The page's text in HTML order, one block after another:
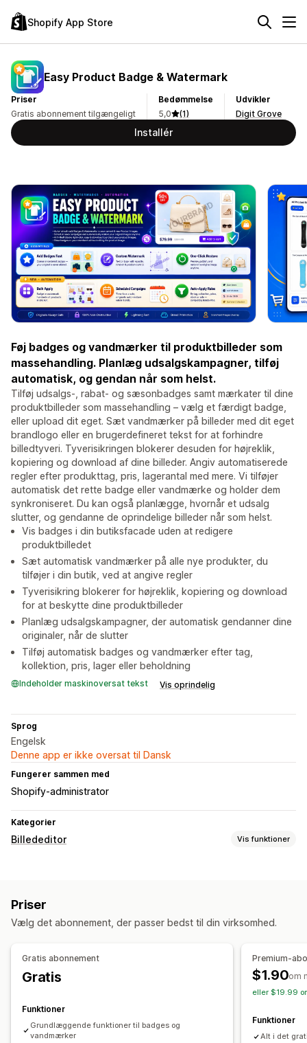
Shopify App Store
Easy Product Badge & Watermark
Priser
Gratis abonnement tilgængeligt
Bedømmelse
5,0
(1)
Udvikler
Digit Grove
Installér
Føj badges og vandmærker til produktbilleder som
massehandling. Planlæg udsalgskampagner, tilføj
automatisk, og gendan når som helst.
Tilføj udsalgs-, rabat- og sæsonbadges samt mærkater til dine
produktbilleder som massehandling – vælg et færdigt badge,
eller upload dit eget. Sæt vandmærker på billeder med dit eget
brandlogo eller en brugerdefineret tekst for at forhindre
billedtyveri. Tyverisikringen blokerer desuden for højreklik,
kopiering og download af dine billeder. Angiv automatiserede
regler efter produkttag, pris, lagerantal med mere. Vi tilføjer
automatisk det rette badge eller vandmærke og holder dem
synkroniseret. Du kan også planlægge, hvornår et udsalg
slutter, og gendanne de oprindelige billeder når som helst.
Vis badges i din butiksfacade uden at redigere
produktbilledet
Sæt automatisk vandmærker på alle nye produkter, du
tilføjer i din butik, ved at angive regler
Tyverisikring blokerer for højreklik, kopiering og download
for at beskytte dine produktbilleder
Planlæg udsalgskampagner, der automatisk gendanner dine
originaler, når de slutter
Tilføj automatisk badges og vandmærker efter tag,
kollektion, pris, lager eller beholdning
Indeholder maskinoversat tekst Vis oprindelig
Sprog
Engelsk
Denne app er ikke oversat til Dansk
Fungerer sammen med
Shopify-administrator
Kategorier
Billededitor Vis funktioner
Priser
Vælg det abonnement, der passer bedst til din virksomhed.
Gratis abonnement
Gratis
Funktioner
Grundlæggende funktioner til badges og
vandmærker
Premium-
$1.90om
eller $19.99
Funktioner
Alt i det